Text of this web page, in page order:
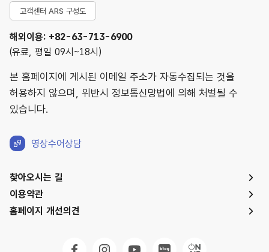
고객센터 ARS 구성도
해외이용: +82-63-713-6900
(유료, 평일 09시~18시)
본 홈페이지에 게시된 이메일 주소가 자동수집되는 것을
허용하지 않으며, 위반시 정보통신망법에 의해 처벌될 수
있습니다.
영상수어상담
찾아오시는 길
이용약관
홈페이지 개선의견